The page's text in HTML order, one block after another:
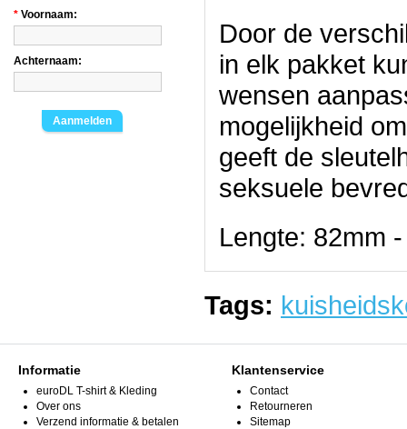
* Voornaam:
Achternaam:
Aanmelden
Door de
in elk pakket
wensen
mogelijkheid
geeft de
seksuele
Lengte: 82mm
Tags:
Informatie
euroDL T-shirt & Kleding
Over ons
Verzend informatie & betalen
Klantenservice
Contact
Retourneren
Sitemap